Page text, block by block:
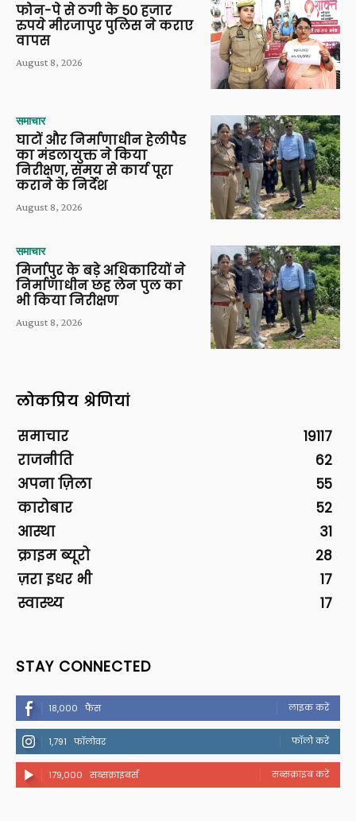
फोन-पे से ठगी के 50 हजार
रुपये मीरजापुर पुलिस ने कराए
वापस
August 8, 2026
समाचार
घाटों और निर्माणाधीन हेलीपैड
का मंडलायुक्त ने किया
निरीक्षण, समय से कार्य पूरा
कराने के निर्देश
August 8, 2026
समाचार
मिर्जापुर के बड़े अधिकारियों ने
निर्माणाधीन छह लेन पुल का
भी किया निरीक्षण
August 8, 2026
लोकप्रिय श्रेणियां
समाचार
19117
राजनीति
62
अपना ज़िला
55
कारोबार
52
आस्था
31
क्राइम ब्यूरो
28
ज़रा इधर भी
17
स्वास्थ्य
17
STAY CONNECTED
18,000 फैंस लाइक करें
1,791 फॉलोवर फॉलो करें
179,000 सब्सक्राइबर्स सब्सक्राइब करें